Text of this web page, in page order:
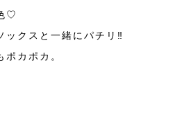
♡
ックスと一緒にパチリ‼
カポカ。